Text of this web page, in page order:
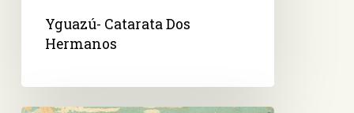
Yguazú- Catarata Dos
Hermanos